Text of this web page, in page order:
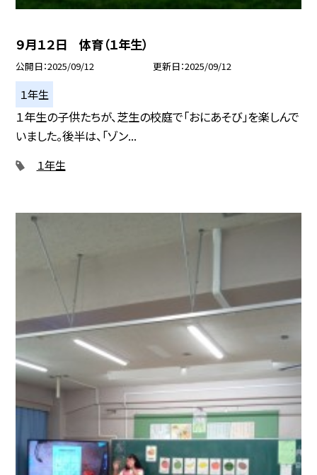
９月１２日 体育（１年生）
公開日 2025/09/12 更新日 2025/09/12
１年生
１年生の子供たちが、芝生の校庭で「おにあそび」を楽しんで
いました。後半は、「ゾン...
１年生